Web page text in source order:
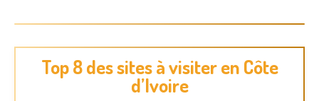
Top 8 des sites à visiter en Côte
d’Ivoire